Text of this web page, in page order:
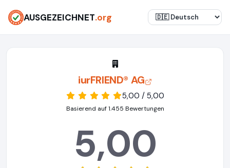
AUSGEZEICHNET.org
iurFRIEND® AG
5,00 / 5,00
Basierend auf 1.455 Bewertungen
5,00